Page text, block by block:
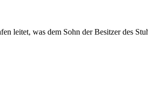
leitet, was dem Sohn der Besitzer des